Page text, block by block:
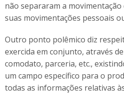
não separaram a
suas movimentações pessoais
Outro ponto polêmico diz
exercida em conjunto, através
comodato, parceria, etc.,
um campo específico para o
todas as informações relativas